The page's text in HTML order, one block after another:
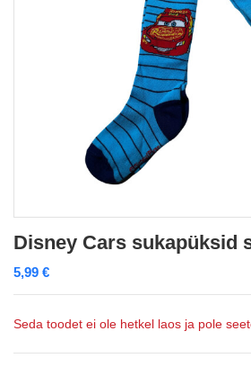
Disney Cars sukapüksid
5,99 €
Seda toodet ei ole hetkel laos ja pole